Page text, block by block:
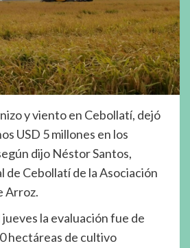
y viento en Cebollatí, dejó
USD 5 millones en los
dijo Néstor Santos,
Cebollatí de la Asociación
Arroz.
la evaluación fue de
hectáreas de cultivo